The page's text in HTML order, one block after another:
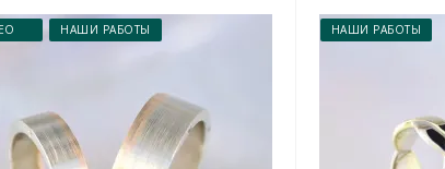
НАШИ РАБОТЫ НАШИ РАБОТЫ